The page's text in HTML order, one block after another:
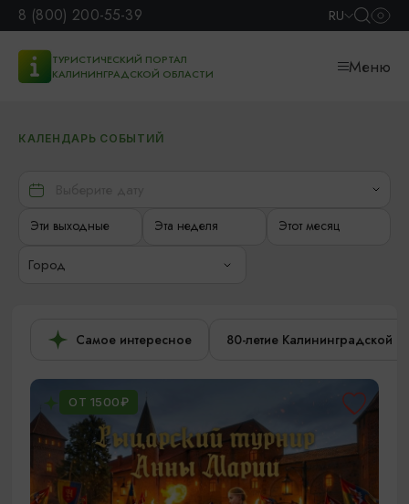
8 (800) 200-55-39 RU
ТУРИСТИЧЕСКИЙ ПОРТАЛ
КАЛИНИНГРАДСКОЙ ОБЛАСТИ
Меню
КАЛЕНДАРЬ СОБЫТИЙ
Эти выходные Эта неделя Этот месяц
Город
Самое интересное 80-летие Калининградской
ОТ 1500₽